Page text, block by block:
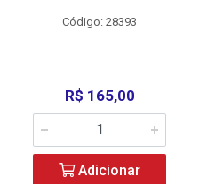
Código: 28393
R$ 165,00
Adicionar